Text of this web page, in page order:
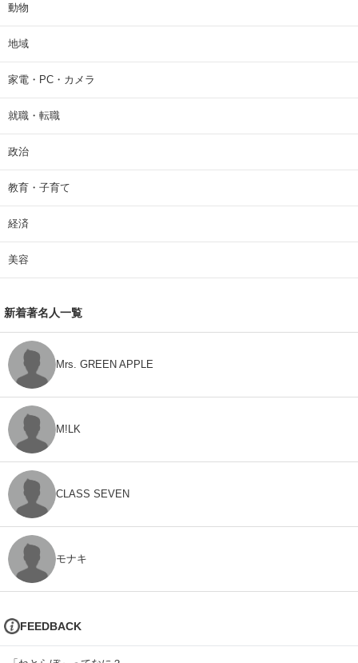
動物
地域
家電・PC・カメラ
就職・転職
政治
教育・子育て
経済
美容
新着著名人一覧
Mrs. GREEN APPLE
M!LK
CLASS SEVEN
モナキ
FEEDBACK